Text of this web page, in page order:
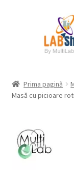
Contul meu
Plată
Prima pagină
Masă cu picioare